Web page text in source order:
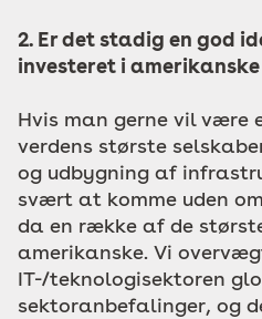
2. Er det stadig en god
investeret i
Hvis man gerne vil være
verdens største
og udbygning af
svært at komme uden
da en række af de
amerikanske. Vi
IT-/teknologisektoren
sektoranbefalinger, og